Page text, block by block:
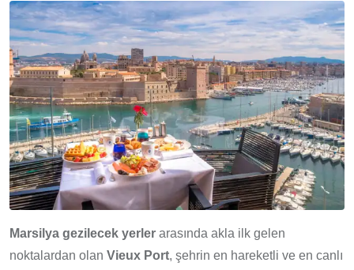
Marsilya gezilecek yerler arasında akla ilk gelen
noktalardan olan Vieux Port, şehrin en hareketli ve en canlı